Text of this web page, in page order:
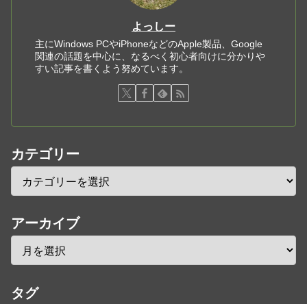
よっしー
主にWindows PCやiPhoneなどのApple製品、Google
関連の話題を中心に、なるべく初心者向けに分かりや
すい記事を書くよう努めています。
カテゴリー
アーカイブ
タグ